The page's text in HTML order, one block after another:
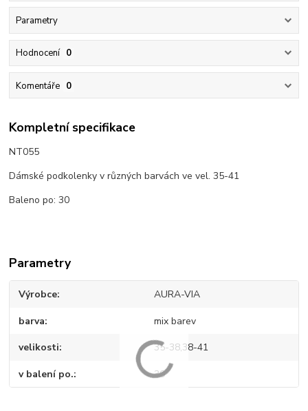
Parametry
Hodnocení 0
Komentáře 0
Kompletní specifikace
NT055
Dámské podkolenky v různých barvách ve vel. 35-41
Baleno po: 30
Parametry
Výrobce AURA-VIA
barva mix barev
velikosti 35-38,38-41
v balení po. 30